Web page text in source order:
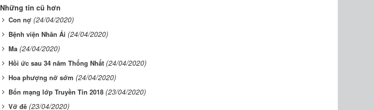
Những tin cũ hơn
Con nợ (24/04/2020)
Bệnh viện Nhân Ái (24/04/2020)
Ma (24/04/2020)
Hồi ức sau 34 năm Thống Nhất (24/04/2020)
Hoa phượng nở sớm (24/04/2020)
Bổn mạng lớp Truyền Tin 2018 (23/04/2020)
Vỡ đê (23/04/2020)